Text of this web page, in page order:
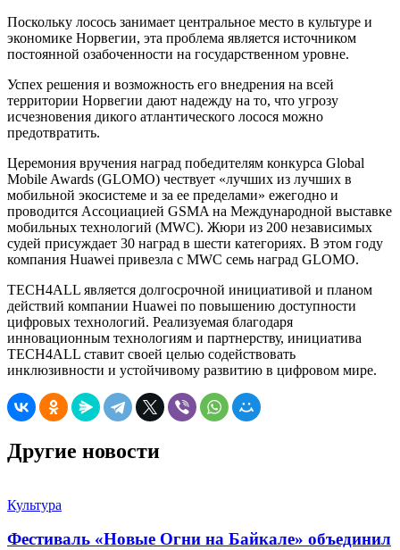
Поскольку лосось занимает центральное место в культуре и
экономике Норвегии, эта проблема является источником
постоянной озабоченности на государственном уровне.
Успех решения и возможность его внедрения на всей
территории Норвегии дают надежду на то, что угрозу
исчезновения дикого атлантического лосося можно
предотвратить.
Церемония вручения наград победителям конкурса Global
Mobile Awards (GLOMO) чествует «лучших из лучших в
мобильной экосистеме и за ее пределами» ежегодно и
проводится Ассоциацией GSMA на Международной выставке
мобильных технологий (MWC). Жюри из 200 независимых
судей присуждает 30 наград в шести категориях. В этом году
компания Huawei привезла с MWC семь наград GLOMO.
TECH4ALL является долгосрочной инициативой и планом
действий компании Huawei по повышению доступности
цифровых технологий. Реализуемая благодаря
инновационным технологиям и партнерству, инициатива
TECH4ALL ставит своей целью содействовать
инклюзивности и устойчивому развитию в цифровом мире.
Другие новости
Культура
Фестиваль «Новые Огни на Байкале» объединил